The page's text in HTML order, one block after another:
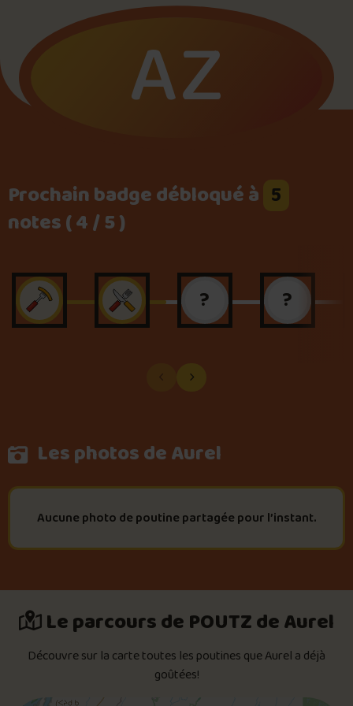
AZ
Prochain badge débloqué à 5
notes ( 4 / 5 )
? ?
Les photos de Aurel
Aucune photo de poutine partagée pour l’instant.
Le parcours de POUTZ de Aurel
Découvre sur la carte toutes les poutines que Aurel a déjà
goûtées!